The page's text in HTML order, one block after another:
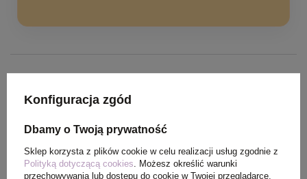
SPECYFIKACJA PRODUKTU
Materiał Poliester
Certyfikat REACH, OEKO-TEX
Konfiguracja zgód
Dbamy o Twoją prywatność
Sklep korzysta z plików cookie w celu realizacji usług zgodnie z
Polityką dotyczącą cookies . Możesz określić warunki
przechowywania lub dostępu do cookie w Twojej przeglądarce.